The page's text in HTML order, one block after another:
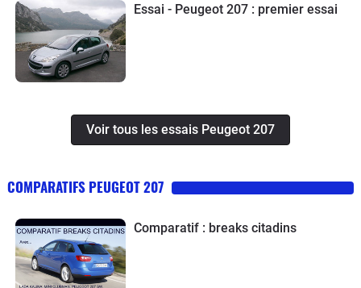
Essai - Peugeot 207 : premier essai
Voir tous les essais Peugeot 207
COMPARATIFS PEUGEOT 207
Comparatif : breaks citadins